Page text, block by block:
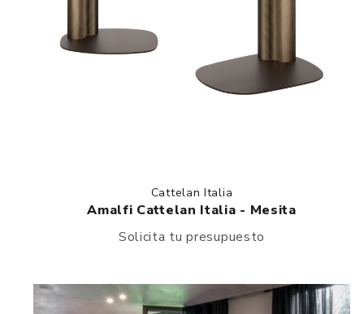
Cattelan Italia
Amalfi Cattelan Italia - Mesita
Solicita tu presupuesto